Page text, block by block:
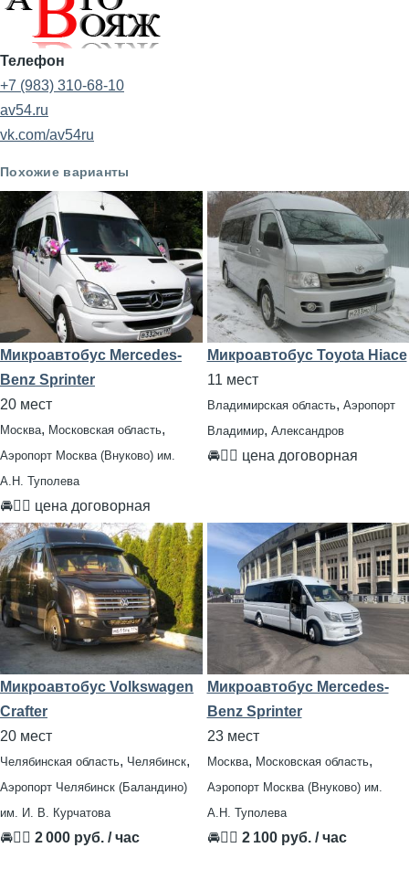
Телефон
+7 (983) 310-68-10
av54.ru
vk.com/av54ru
Похожие варианты
Микроавтобус Mercedes-
Benz Sprinter
20 мест
Москва, Московская область,
Аэропорт Москва (Внуково) им.
А.Н. Туполева
🚘👨‍✈ цена договорная
Микроавтобус Toyota Hiace
11 мест
Владимирская область, Аэропорт
Владимир, Александров
🚘👨‍✈ цена договорная
Микроавтобус Volkswagen
Crafter
20 мест
Челябинская область, Челябинск,
Аэропорт Челябинск (Баландино)
им. И. В. Курчатова
🚘👨‍✈ 2 000 руб. / час
Микроавтобус Mercedes-
Benz Sprinter
23 мест
Москва, Московская область,
Аэропорт Москва (Внуково) им.
А.Н. Туполева
🚘👨‍✈ 2 100 руб. / час